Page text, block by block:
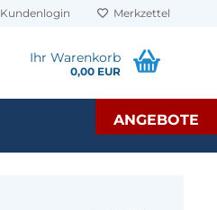
Kundenlogin Merkzettel
Ihr Warenkorb
0,00 EUR
ANGEBOTE